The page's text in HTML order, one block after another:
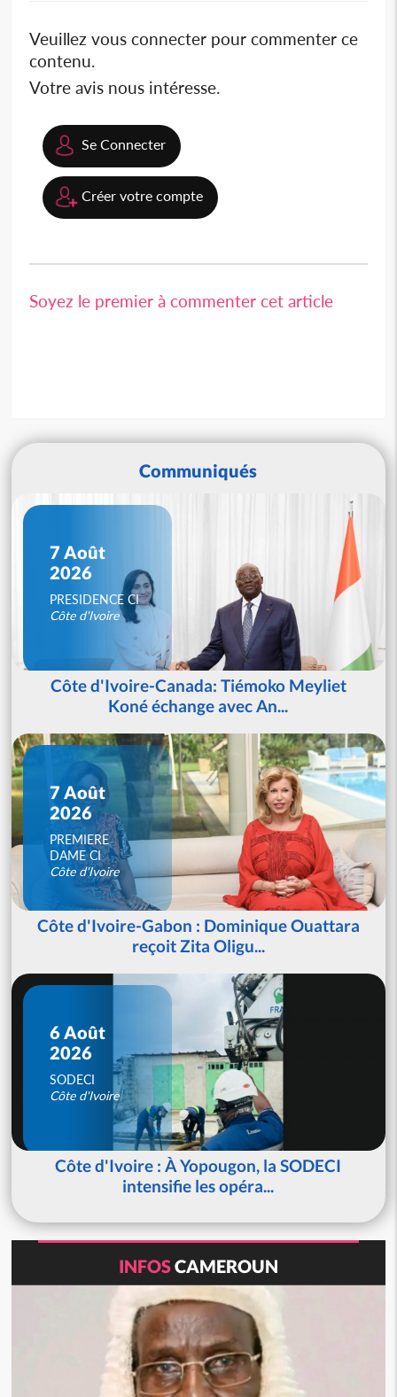
Veuillez vous connecter pour commenter ce
contenu.
Votre avis nous intéresse.
Se Connecter
Créer votre compte
Soyez le premier à commenter cet article
Communiqués
7 Août
2026
PRESIDENCE CI
Côte d'Ivoire
Côte d'Ivoire-Canada: Tiémoko Meyliet
Koné échange avec An...
7 Août
2026
PREMIERE
DAME CI
Côte d'Ivoire
Côte d'Ivoire-Gabon : Dominique Ouattara
reçoit Zita Oligu...
6 Août
2026
SODECI
Côte d'Ivoire
Côte d'Ivoire : À Yopougon, la SODECI
intensifie les opéra...
INFOSCAMEROUN